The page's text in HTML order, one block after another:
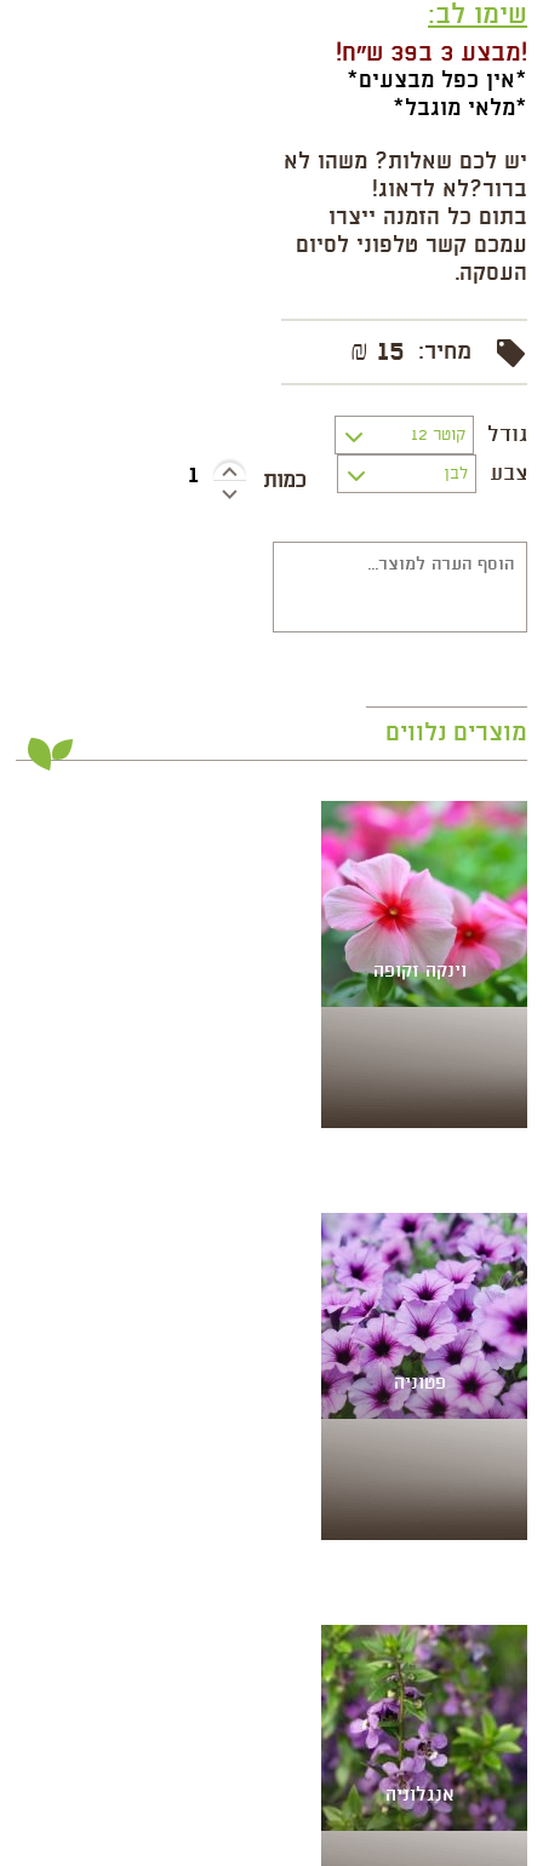
שימו לב:
!מבצע 3 ב39 ש"ח!
*אין כפל מבצעים*
*מלאי מוגבל*
יש לכם שאלות? משהו לא
ברור?לא לדאוג!
בתום כל הזמנה ייצרו
עמכם קשר טלפוני לסיום
העסקה.
מחיר: 15 ₪
גודל
צבע
מוצרים נלווים
וינקה זקופה
פטוניה
אנגלוניה